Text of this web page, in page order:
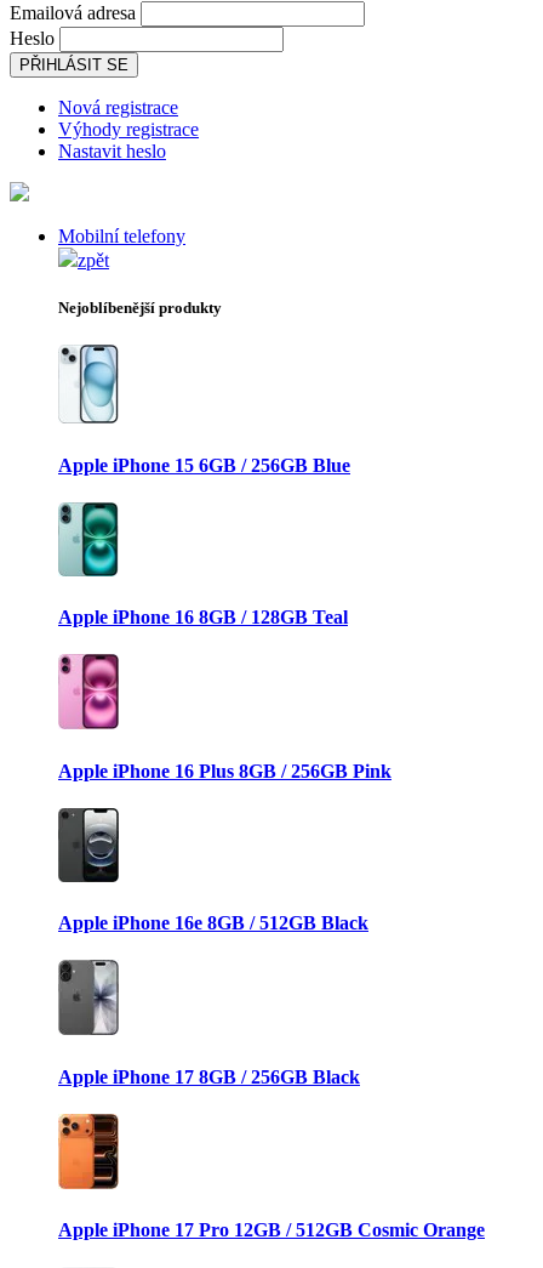
Emailová adresa
Heslo
PŘIHLÁSIT SE
Nová registrace
Výhody registrace
Nastavit heslo
Mobilní telefony
zpět
Nejoblíbenější produkty
Apple iPhone 15 6GB / 256GB Blue
Apple iPhone 16 8GB / 128GB Teal
Apple iPhone 16 Plus 8GB / 256GB Pink
Apple iPhone 16e 8GB / 512GB Black
Apple iPhone 17 8GB / 256GB Black
Apple iPhone 17 Pro 12GB / 512GB Cosmic Orange